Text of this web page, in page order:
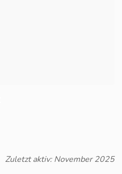
Zuletzt aktiv: November 2025